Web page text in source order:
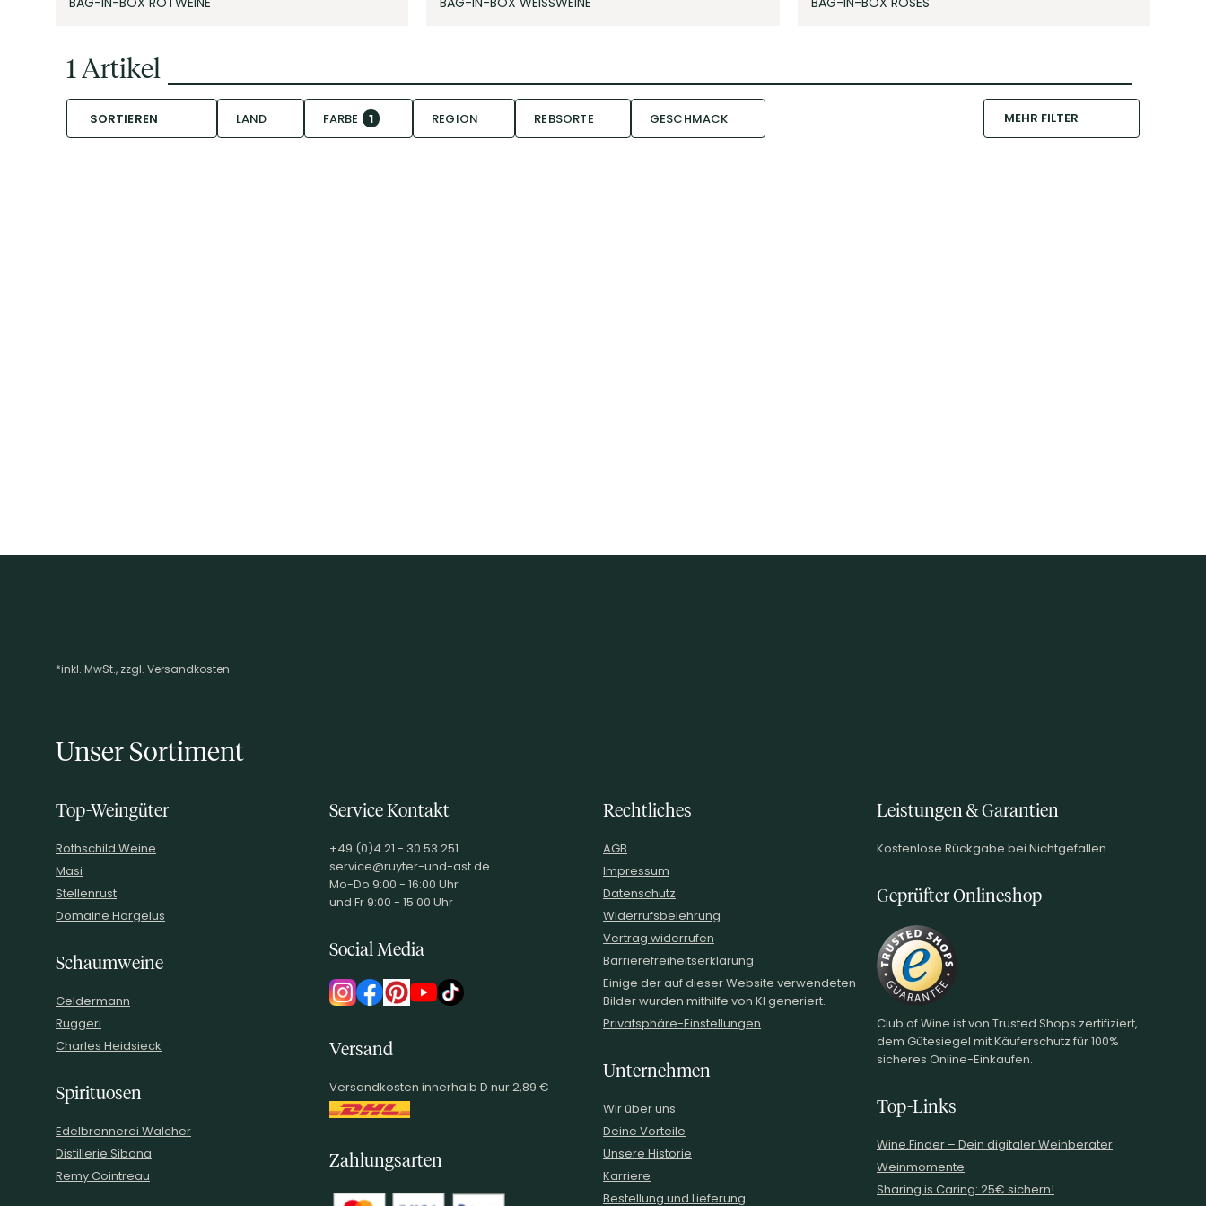
1Artikel
SORTIEREN LAND FARBE 1 REGION REBSORTE GESCHMACK MEHR FILTER
Footer-Menü
*inkl. MwSt., zzgl. Versandkosten
Unser Sortiment
Top-Weingüter
Rothschild Weine
Masi
Stellenrust
Domaine Horgelus
Schaumweine
Geldermann
Ruggeri
Charles Heidsieck
Spirituosen
Edelbrennerei Walcher
Distillerie Sibona
Remy Cointreau
Service Kontakt
+49 (0)4 21 - 30 53 251
service@ruyter-und-ast.de
Mo-Do 9:00 - 16:00 Uhr
und Fr 9:00 - 15:00 Uhr
Social Media
Versand
Versandkosten innerhalb D nur 2,89 €
Zahlungsarten
Rechtliches
AGB
Impressum
Datenschutz
Widerrufsbelehrung
Vertrag widerrufen
Barrierefreiheitserklärung
Einige der auf dieser Website verwendeten
Bilder wurden mithilfe von KI generiert.
Privatsphäre-Einstellungen
Unternehmen
Wir über uns
Deine Vorteile
Unsere Historie
Karriere
Bestellung und Lieferung
Leistungen & Garantien
Kostenlose Rückgabe bei Nichtgefallen
Geprüfter Onlineshop
Club of Wine ist von Trusted Shops zertifiziert,
dem Gütesiegel mit Käuferschutz für 100%
sicheres Online-Einkaufen.
Top-Links
Wine.Finder – Dein digitaler Weinberater
Weinmomente
Sharing is Caring: 25€ sichern!